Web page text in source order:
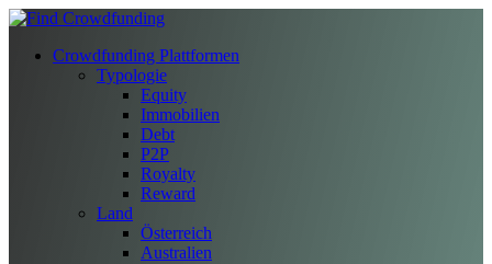
Crowdfunding Plattformen
Typologie
Equity
Immobilien
Debt
P2P
Royalty
Reward
Land
Österreich
Australien